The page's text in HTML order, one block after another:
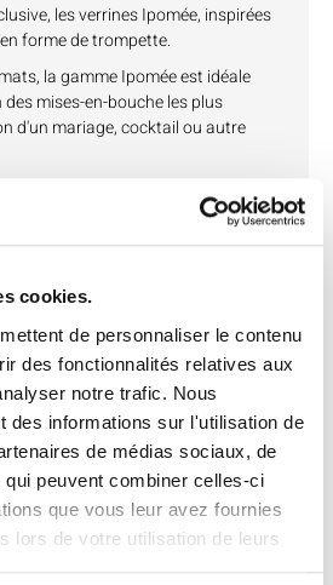
cookies.
de personnaliser le contenu
des fonctionnalités relatives aux
notre trafic. Nous
des informations sur l'utilisation de
de médias sociaux, de
peuvent combiner celles-ci
que vous leur avez fournies
lors de votre utilisation de leurs
les verrines Ipomée, inspirées
forme de trompette.
la gamme Ipomée est idéale
mises-en-bouche les plus
d'un mariage, cocktail ou autre
à la chaleur et peut être réchauffée
micro-ondes.
sont disponibles,
pour le transport et la présentation
18°C à +200°C